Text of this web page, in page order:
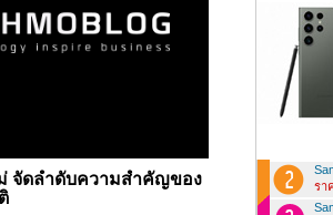
จัดลำดับความสำคัญของ
รา